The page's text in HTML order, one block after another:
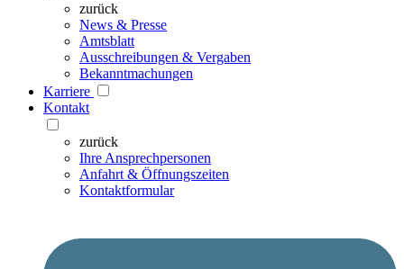
zurück
News & Presse
Amtsblatt
Ausschreibungen & Vergaben
Bekanntmachungen
Karriere
Kontakt
zurück
Ihre Ansprechpersonen
Anfahrt & Öffnungszeiten
Kontaktformular